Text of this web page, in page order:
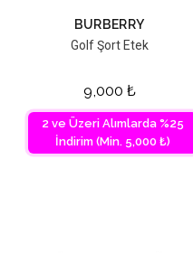
BURBERRY
Golf Şort Etek
9,000 ₺
2 ve Üzeri Alımlarda %25
İndirim (Min. 5,000 ₺)